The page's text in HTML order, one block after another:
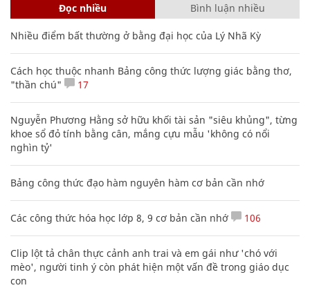
Đọc nhiều Bình luận nhiều
Nhiều điểm bất thường ở bằng đại học của Lý Nhã Kỳ
Cách học thuộc nhanh Bảng công thức lượng giác bằng thơ,
"thần chú"
17
Nguyễn Phương Hằng sở hữu khối tài sản "siêu khủng", từng
khoe sổ đỏ tính bằng cân, mắng cựu mẫu 'không có nổi
nghìn tỷ'
Bảng công thức đạo hàm nguyên hàm cơ bản cần nhớ
Các công thức hóa học lớp 8, 9 cơ bản cần nhớ 106
Clip lột tả chân thực cảnh anh trai và em gái như 'chó với
mèo', người tinh ý còn phát hiện một vấn đề trong giáo dục
con